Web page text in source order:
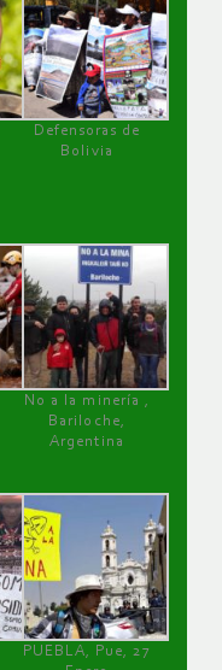
Defensoras de
Bolivia
No a la minería ,
Bariloche,
Argentina
PUEBLA, Pue, 27